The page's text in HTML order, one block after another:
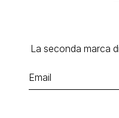
La seconda marca